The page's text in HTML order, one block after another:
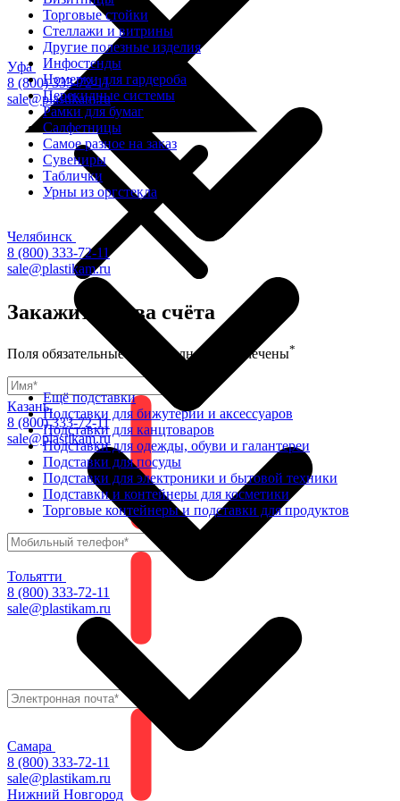
Закажите в два счёта
Поля обязательные для заполнения, отмечены*
Уфа
8 (800) 333-72-11
sale@plastikam.ru
Челябинск
8 (800) 333-72-11
sale@plastikam.ru
Казань
8 (800) 333-72-11
sale@plastikam.ru
Тольятти
8 (800) 333-72-11
sale@plastikam.ru
Самара
8 (800) 333-72-11
sale@plastikam.ru
Нижний Новгород
Торговые стойки
Cтеллажи и витрины
Другие полезные изделия
Инфостенды
Номерки для гардероба
Перекидные системы
Рамки для бумаг
Салфетницы
Самое разное на заказ
Сувениры
Таблички
Урны из оргстекла
Ещё подставки
Подставки для бижутерии и аксессуаров
Подставки для канцтоваров
Подставки для одежды, обуви и галантереи
Подставки для посуды
Подставки для электроники и бытовой техники
Подставки и контейнеры для косметики
Торговые контейнеры и подставки для продуктов